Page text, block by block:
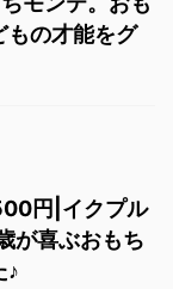
もの才能をグ
円|イクプル
が喜ぶおもち
♪